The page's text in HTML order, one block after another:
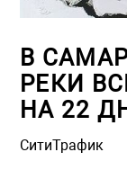
В
РЕКИ
НА 22
СитиТрафик